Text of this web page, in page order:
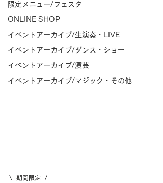
限定メニュー/フェスタ
ONLINE SHOP
イベントアーカイブ/生演奏・LIVE
イベントアーカイブ/ダンス・ショー
イベントアーカイブ/演芸
イベントアーカイブ/マジック・その他
\  期間限定  /